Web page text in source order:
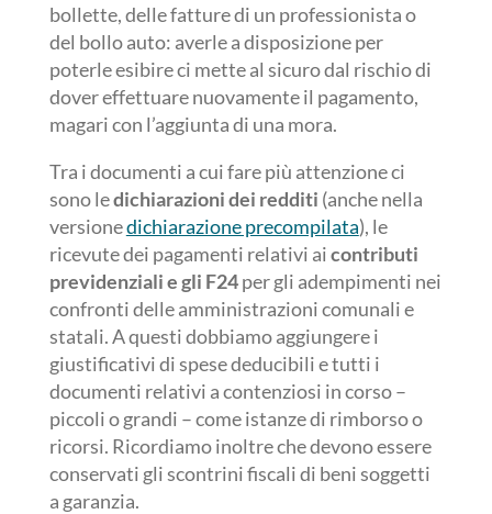
bollette, delle fatture di un professionista o
del bollo auto: averle a disposizione per
poterle esibire ci mette al sicuro dal rischio di
dover effettuare nuovamente il pagamento,
magari con l’aggiunta di una mora.
Tra i documenti a cui fare più attenzione ci
sono ledichiarazioni dei redditi (anche nella
versionedichiarazione precompilata), le
ricevute dei pagamenti relativi aicontributi
previdenziali e gli F24per gli adempimenti nei
confronti delle amministrazioni comunali e
statali. A questi dobbiamo aggiungere i
giustificativi di spese deducibili e tutti i
documenti relativi a contenziosi in corso –
piccoli o grandi – come istanze di rimborso o
ricorsi. Ricordiamo inoltre che devono essere
conservati gli scontrini fiscali di beni soggetti
a garanzia.